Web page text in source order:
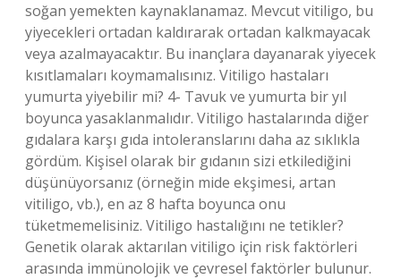
soğan yemekten kaynaklanamaz. Mevcut vitiligo, bu
yiyecekleri ortadan kaldırarak ortadan kalkmayacak
veya azalmayacaktır. Bu inançlara dayanarak yiyecek
kısıtlamaları koymamalısınız. Vitiligo hastaları
yumurta yiyebilir mi? 4- Tavuk ve yumurta bir yıl
boyunca yasaklanmalıdır. Vitiligo hastalarında diğer
gıdalara karşı gıda intoleranslarını daha az sıklıkla
gördüm. Kişisel olarak bir gıdanın sizi etkilediğini
düşünüyorsanız (örneğin mide ekşimesi, artan
vitiligo, vb.), en az 8 hafta boyunca onu
tüketmemelisiniz. Vitiligo hastalığını ne tetikler?
Genetik olarak aktarılan vitiligo için risk faktörleri
arasında immünolojik ve çevresel faktörler bulunur.